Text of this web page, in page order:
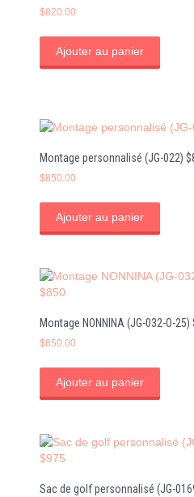
$820.00
Ajouter au panier
Montage personnalisé (JG-022)
$850.00
Ajouter au panier
Montage NONNINA (JG-032-O-25)
$850.00
Ajouter au panier
Sac de golf personnalisé (JG-